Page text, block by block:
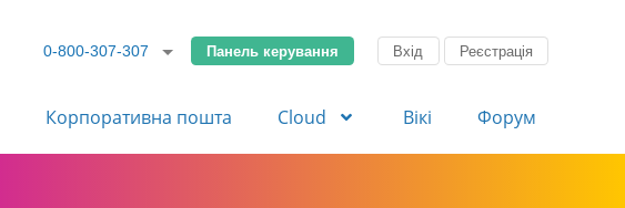
0-800-307-307 Панель керування Вхід Реєстрація
Корпоративна пошта Cloud Вікі Форум